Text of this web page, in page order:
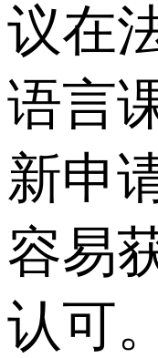
议在
语言
新申
容易
认可。